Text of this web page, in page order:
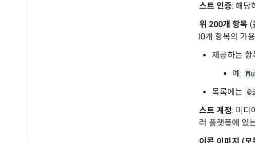
호스트 인증: 해당
상위 200개 항목 (
200개 항목의 가
제공하는 항
예:
목록에는
테스트 계정: 미디
여러 플랫폼에